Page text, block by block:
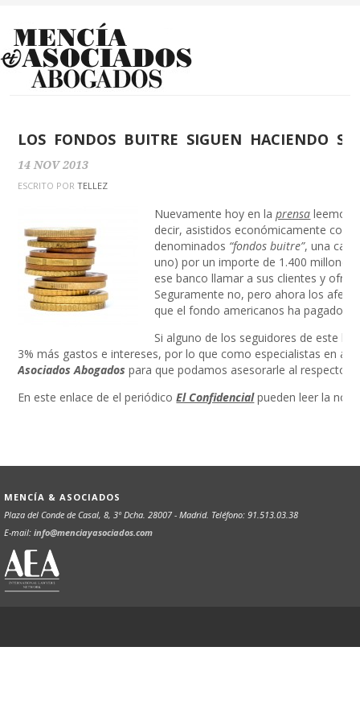
LOS FONDOS BUITRE SIGUEN HACIENDO SU
14 NOV 2013
ESCRITO POR TELLEZ
Nuevamente hoy en laprensa leemos
decir, asistidos económicamente con
denominados “fondos buitre”, una
uno) por un importe de 1.400 millones
ese banco llamar a sus clientes y
Seguramente no, pero ahora los
que el fondo americanos ha pagado,
Si alguno de los seguidores de este
3% más gastos e intereses, por lo que como especialistas en
Asociados Abogados para que podamos asesorarle al respecto.
En este enlace de el periódicoEl Confidencialpueden leer la nota
MENCÍA & ASOCIADOS
Plaza del Conde de Casal, 8, 3º Dcha. 28007 - Madrid. Teléfono: 91.513.03.38
E-mail: info@menciayasociados.com